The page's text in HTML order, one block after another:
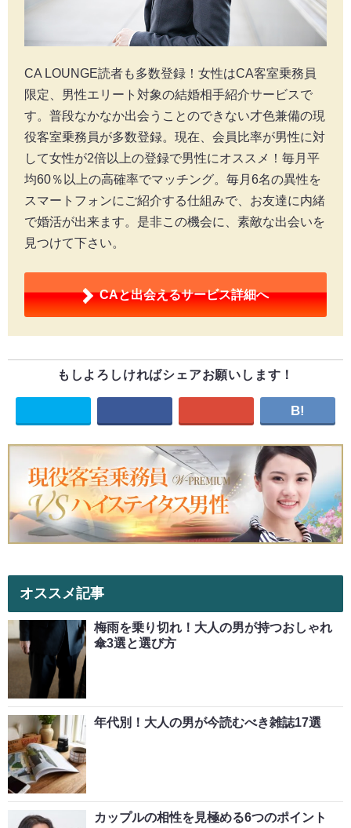
CA LOUNGE読者も多数登録！女性はCA客室乗務員
限定、男性エリート対象の結婚相手紹介サービスで
す。普段なかなか出会うことのできない才色兼備の現
役客室乗務員が多数登録。現在、会員比率が男性に対
して女性が2倍以上の登録で男性にオススメ！毎月平
均60％以上の高確率でマッチング。毎月6名の異性を
スマートフォンにご紹介する仕組みで、お友達に内緒
で婚活が出来ます。是非この機会に、素敵な出会いを
見つけて下さい。
CAと出会えるサービス詳細へ
もしよろしければシェアお願いします！
B!
オススメ記事
梅雨を乗り切れ！大人の男が持つおしゃれ
傘3選と選び方
年代別！大人の男が今読むべき雑誌17選
カップルの相性を見極める6つのポイント